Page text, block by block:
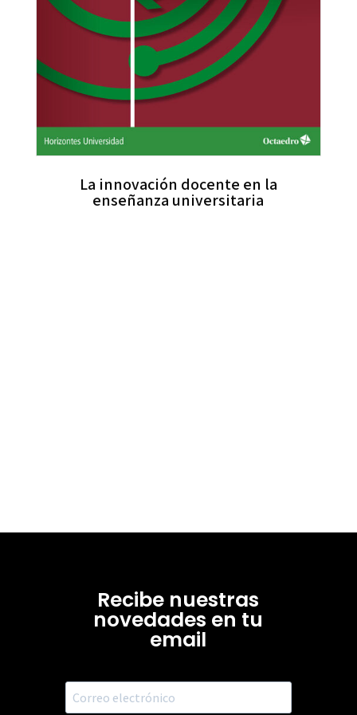
La innovación docente en la
enseñanza universitaria
Recibe nuestras
novedades en tu
email